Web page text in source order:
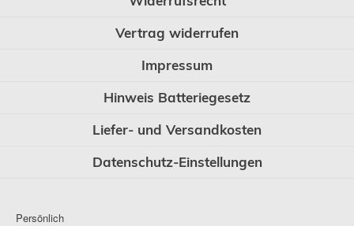
Vertrag widerrufen
Impressum
Hinweis Batteriegesetz
Liefer- und Versandkosten
Datenschutz-Einstellungen
Persönlich